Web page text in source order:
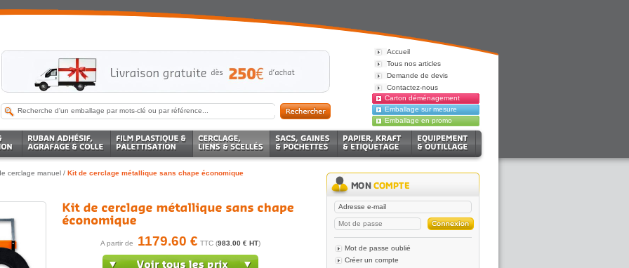
cerclage manuel / Kit de cerclage métallique sans chape économique
A partir de 1179.60 € TTC (983.00 € HT)
Mot de passe oublié
Créer un compte
Accueil
Tous nos articles
Demande de devis
Contactez-nous
Carton déménagement
Emballage sur mesure
Emballage en promo